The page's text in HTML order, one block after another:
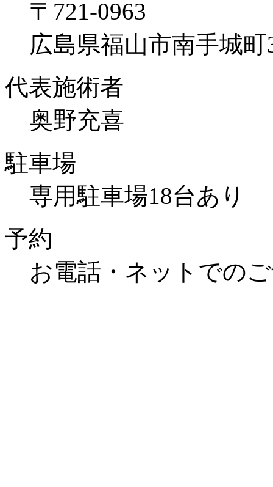
〒721-0963
広島県福山市南手城町
代表施術者
奥野充喜
駐車場
専用駐車場18台あり
予約
お電話・ネットでの